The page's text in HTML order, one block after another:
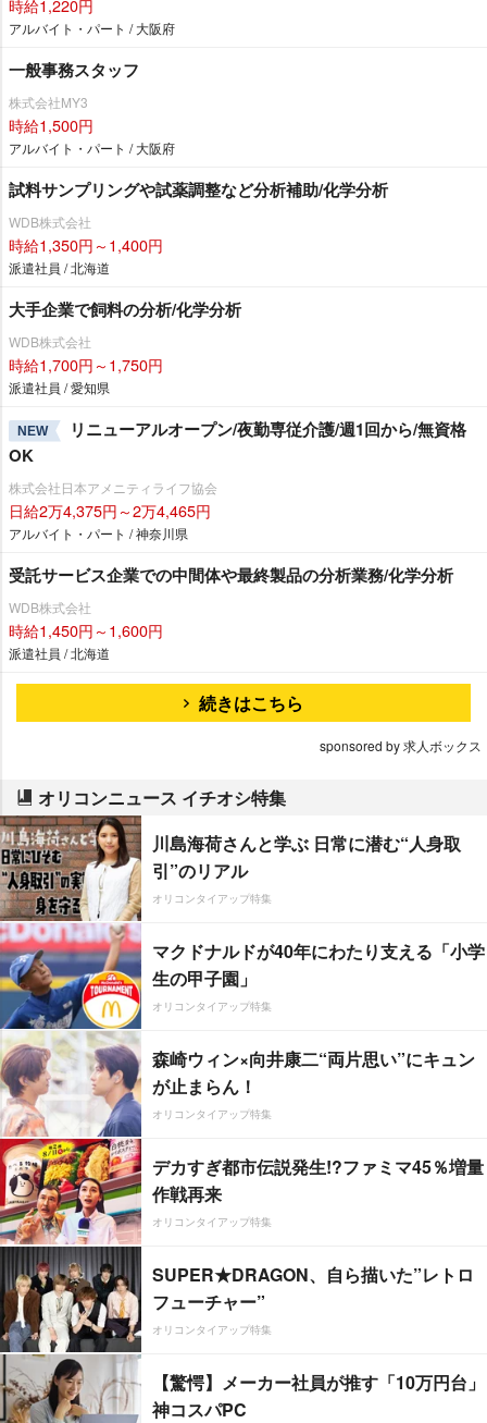
アルバイト・パート / 大阪府
一般事務スタッフ
株式会社MY3
時給1,500円
アルバイト・パート / 大阪府
試料サンプリングや試薬調整など分析補助/化学分析
WDB株式会社
時給1,350円～1,400円
派遣社員 / 北海道
大手企業で飼料の分析/化学分析
WDB株式会社
時給1,700円～1,750円
派遣社員 / 愛知県
NEW
リニューアルオープン/夜勤専従介護/週1回から/無資格
OK
株式会社日本アメニティライフ協会
日給2万4,375円～2万4,465円
アルバイト・パート / 神奈川県
受託サービス企業での中間体や最終製品の分析業務/化学分析
WDB株式会社
時給1,450円～1,600円
派遣社員 / 北海道
続きはこちら
sponsored by 求人ボックス
オリコンニュース イチオシ特集
川島海荷さんと学ぶ 日常に潜む“人身取
引”のリアル
オリコンタイアップ特集
マクドナルドが40年にわたり支える「小学
生の甲子園」
オリコンタイアップ特集
森崎ウィン×向井康二“両片思い”にキュン
が止まらん！
オリコンタイアップ特集
デカすぎ都市伝説発生!?ファミマ45％増量
作戦再来
オリコンタイアップ特集
SUPER★DRAGON、自ら描いた”レトロ
フューチャー”
オリコンタイアップ特集
【驚愕】メーカー社員が推す「10万円台」
神コスパPC